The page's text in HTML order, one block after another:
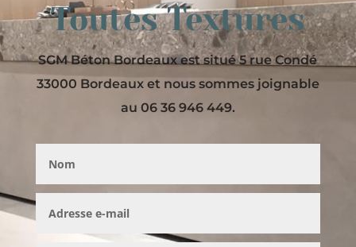
Toutes Textures
SGM Béton Bordeaux est situé 5 rue Condé
33000 Bordeaux et nous sommes joignable
au 06 36 946 449.